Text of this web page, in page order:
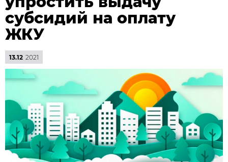
субсидий на оплату
ЖКУ
13.12 2021